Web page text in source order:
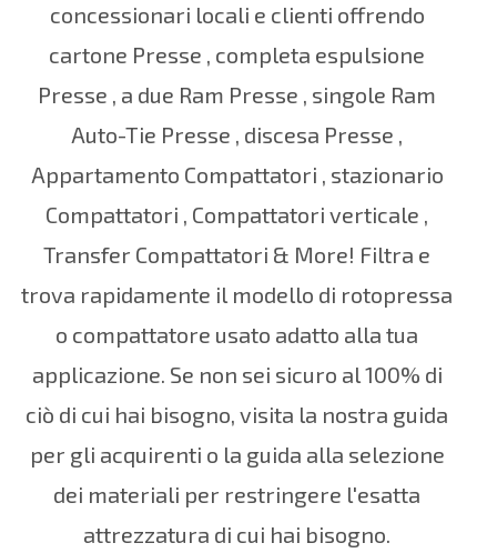
concessionari locali e clienti offrendo
cartone Presse , completa espulsione
Presse , a due Ram Presse , singole Ram
Auto-Tie Presse , discesa Presse ,
Appartamento Compattatori , stazionario
Compattatori , Compattatori verticale ,
Transfer Compattatori & More! Filtra e
trova rapidamente il modello di rotopressa
o compattatore usato adatto alla tua
applicazione. Se non sei sicuro al 100% di
ciò di cui hai bisogno, visita la nostra guida
per gli acquirenti o la guida alla selezione
dei materiali per restringere l'esatta
attrezzatura di cui hai bisogno.